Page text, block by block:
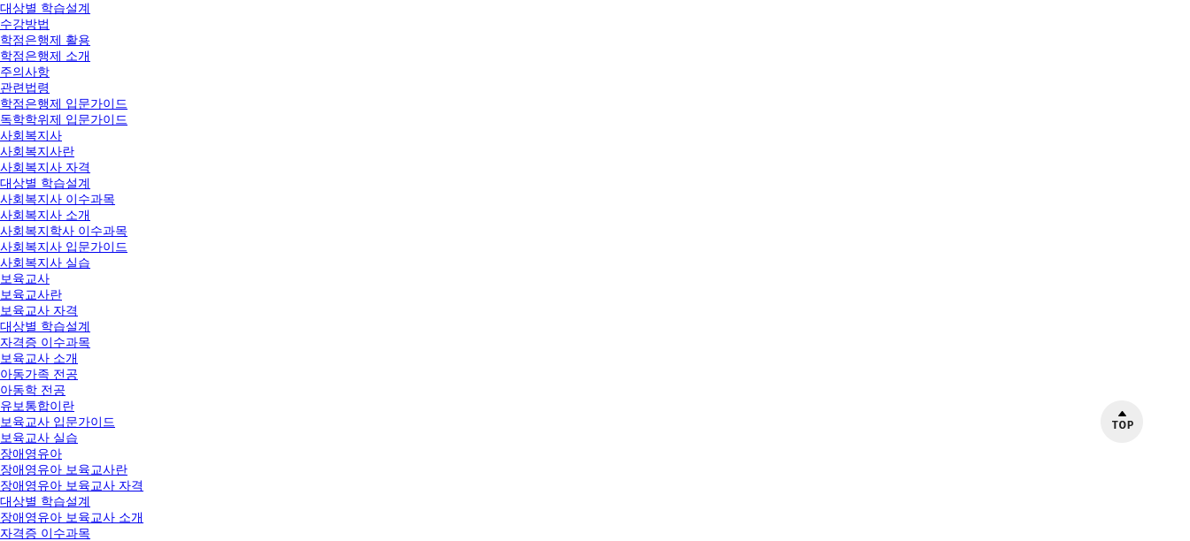
대상별 학습설계
수강방법
학점은행제 활용
학점은행제 소개
주의사항
관련법령
학점은행제 입문가이드
독학학위제 입문가이드
사회복지사
사회복지사란
사회복지사 자격
대상별 학습설계
사회복지사 이수과목
사회복지사 소개
사회복지학사 이수과목
사회복지사 입문가이드
사회복지사 실습
보육교사
보육교사란
보육교사 자격
대상별 학습설계
자격증 이수과목
보육교사 소개
아동가족 전공
아동학 전공
유보통합이란
보육교사 입문가이드
보육교사 실습
장애영유아
장애영유아 보육교사란
장애영유아 보육교사 자격
대상별 학습설계
장애영유아 보육교사 소개
자격증 이수과목